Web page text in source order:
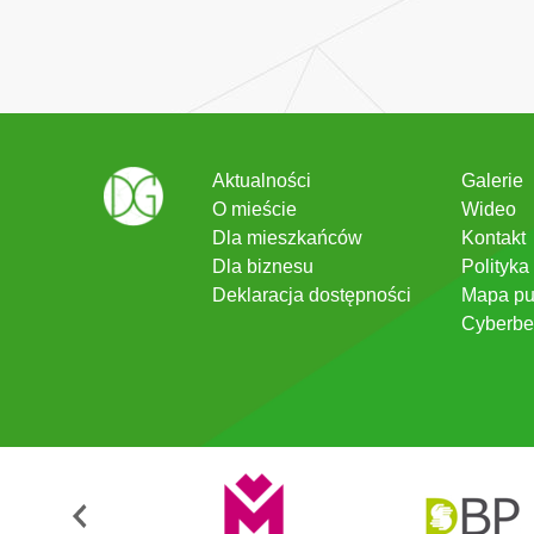
Aktualności
O mieście
Dla mieszkańców
Dla biznesu
Deklaracja dostępności
Galerie
Wideo
Kontakt
Mapa